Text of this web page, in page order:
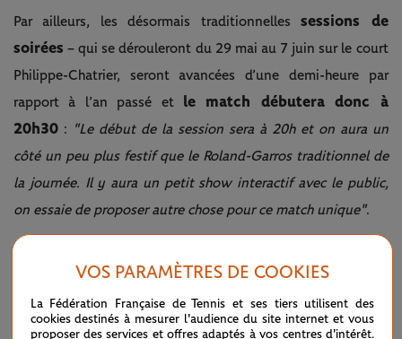
Par ailleurs, les désormais traditionnellessessions de
soirées – qui se dérouleront du 29 mai au 7 juin sur le court
Philippe-Chatrier, seront avancées d’une demi-heure par
rapport à l’an passé et le match débutera donc à
20h30 :
"Le début de la session sera à 20h et on aura un
côté un peu plus festif que le Roland-Garros traditionnel de
la journée. Il y aura un petit show interactif avec le public,
on essaie de proposer autre chose pour ce match unique".
VOS PARAMÈTRES DE COOKIES
La Fédération Française de Tennis et ses tiers utilisent des
cookies destinés à mesurer l'audience du site internet et vous
proposer des services et offres adaptés à vos centres d'intérêt.